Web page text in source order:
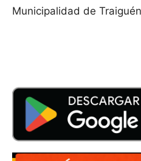
Municipalidad de